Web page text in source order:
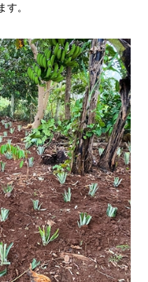
す。